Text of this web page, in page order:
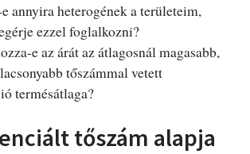
annyira heterogének a területeim,
ezzel foglalkozni?
e az árát az átlagosnál magasabb,
tőszámmal vetett
termésátlaga?
tőszám alapja